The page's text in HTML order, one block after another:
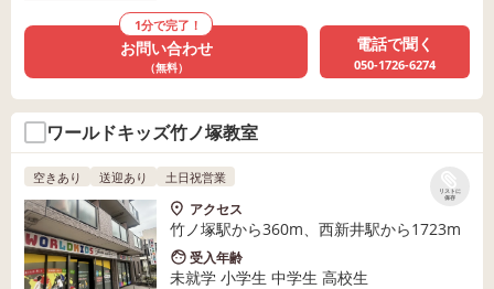
1分で完了！
お問い合わせ
（無料）
電話で聞く
050-1726-6274
ワールドキッズ竹ノ塚教室
リストに
保存
空きあり 送迎あり 土日祝営業
アクセス
竹ノ塚駅から360m、西新井駅から1723m
受入年齢
未就学 小学生 中学生 高校生